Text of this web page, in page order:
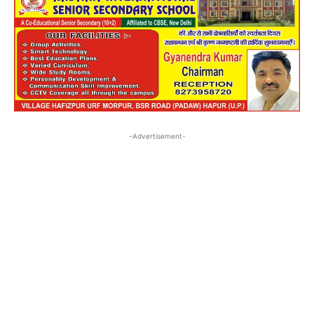
-Advertisement-